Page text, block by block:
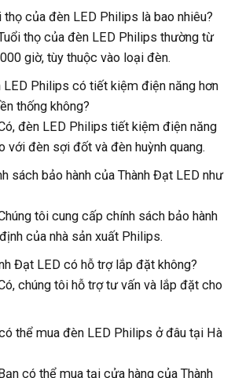
thọ của đèn LED Philips là bao nhiêu?
thọ của đèn LED Philips thường từ
giờ, tùy thuộc vào loại đèn.
LED Philips có tiết kiệm điện năng hơn
thống không?
đèn LED Philips tiết kiệm điện năng
với đèn sợi đốt và đèn huỳnh quang.
sách bảo hành của Thành Đạt LED như
tôi cung cấp chính sách bảo hành
của nhà sản xuất Philips.
Đạt LED có hỗ trợ lắp đặt không?
chúng tôi hỗ trợ tư vấn và lắp đặt cho
thể mua đèn LED Philips ở đâu tại Hà
Bạn có thể mua tại cửa hàng của Thành